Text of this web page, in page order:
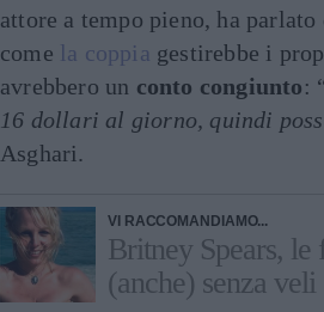
attore a tempo pieno, ha
come la coppia gestirebbe i
avrebbero un conto congiunto:
16 dollari al giorno, quindi
Asghari.
VI RACCOMANDIAMO...
Britney Spears, le
(anche) senza veli